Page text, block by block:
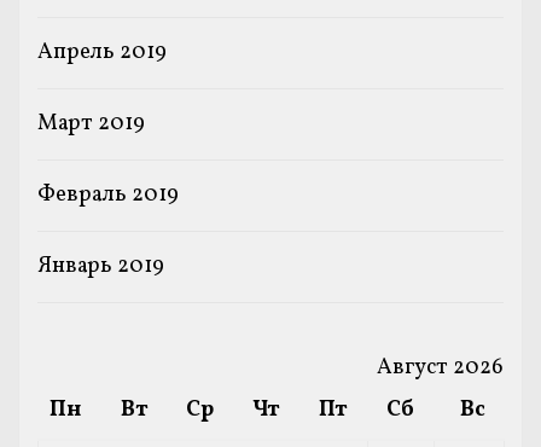
Апрель 2019
Март 2019
Февраль 2019
Январь 2019
Август 2026
Пн
Вт Ср Чт Пт Сб
Вс